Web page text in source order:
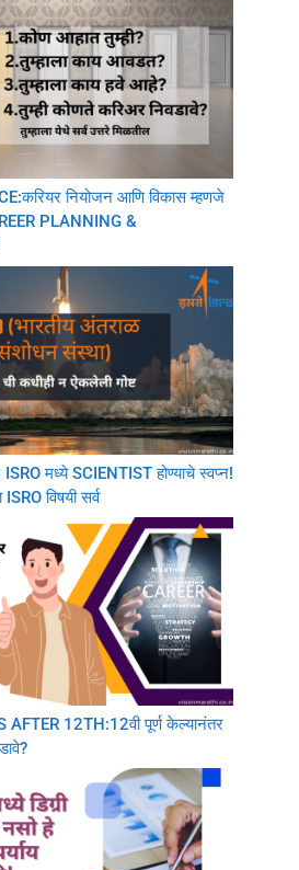
नियोजन आणि विकास म्हणजे
PLANNING &
मध्ये SCIENTIST होण्याचे स्वप्न!
विषयी सर्व
AFTER 12TH:12वी पूर्ण केल्यानंतर